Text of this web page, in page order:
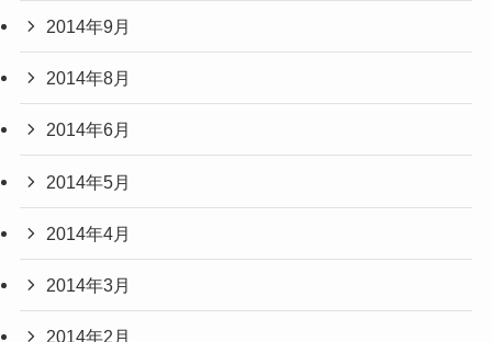
2014年9月
2014年8月
2014年6月
2014年5月
2014年4月
2014年3月
2014年2月